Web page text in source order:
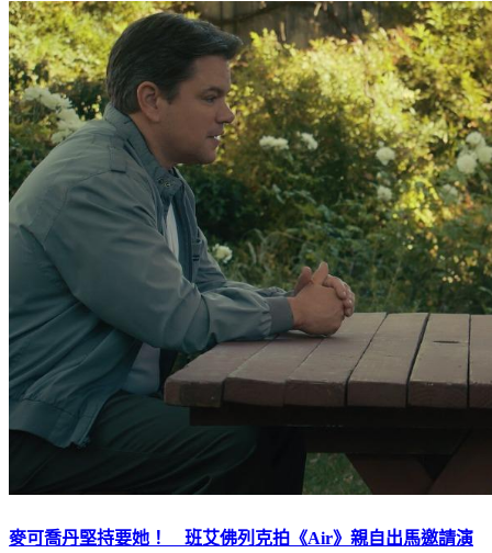
麥可喬丹堅持要她！ 班艾佛列克拍《Air》親自出馬邀請演